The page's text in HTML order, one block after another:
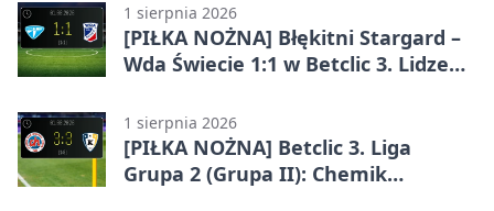
1 sierpnia 2026
[PIŁKA NOŻNA] Błękitni Stargard –
Wda Świecie 1:1 w Betclic 3. Lidze
1 sierpnia 2026
[PIŁKA NOŻNA] Betclic 3. Liga
Grupa 2 (Grupa II): Chemik